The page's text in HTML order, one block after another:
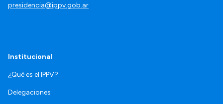
presidencia@ippv.gob.ar
Institucional
¿Qué es el IPPV?
Delegaciones